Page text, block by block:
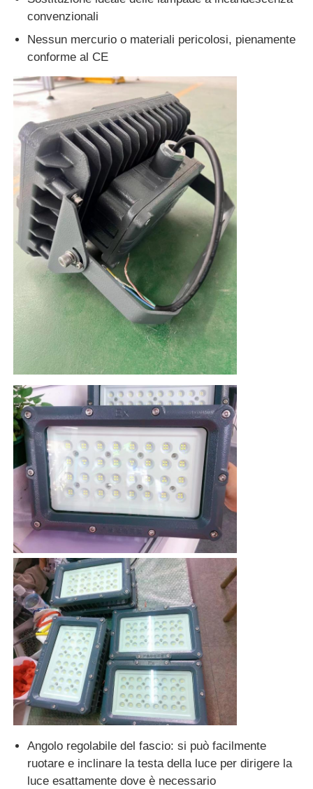
convenzionali
Nessun mercurio o materiali pericolosi, pienamente
conforme al CE
Angolo regolabile del fascio: si può facilmente
ruotare e inclinare la testa della luce per dirigere la
luce esattamente dove è necessario